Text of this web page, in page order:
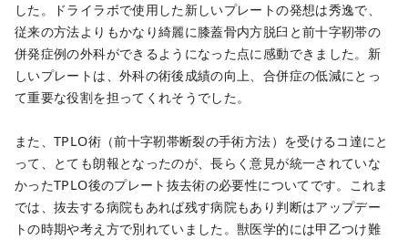
した。ドライラボで使用した新しいプレートの発想は秀逸で、
従来の方法よりもかなり綺麗に膝蓋骨内方脱臼と前十字靭帯の
併発症例の外科ができるようになった点に感動できました。新
しいプレートは、外科の術後成績の向上、合併症の低減にとっ
て重要な役割を担ってくれそうでした。
また、TPLO術（前十字靭帯断裂の手術方法）を受けるコ達にと
って、とても朗報となったのが、長らく意見が統一されていな
かったTPLO後のプレート抜去術の必要性についてです。これま
では、抜去する病院もあれば残す病院もあり判断はアップデー
トの時期や考え方で別れていました。獣医学的には甲乙つけ難